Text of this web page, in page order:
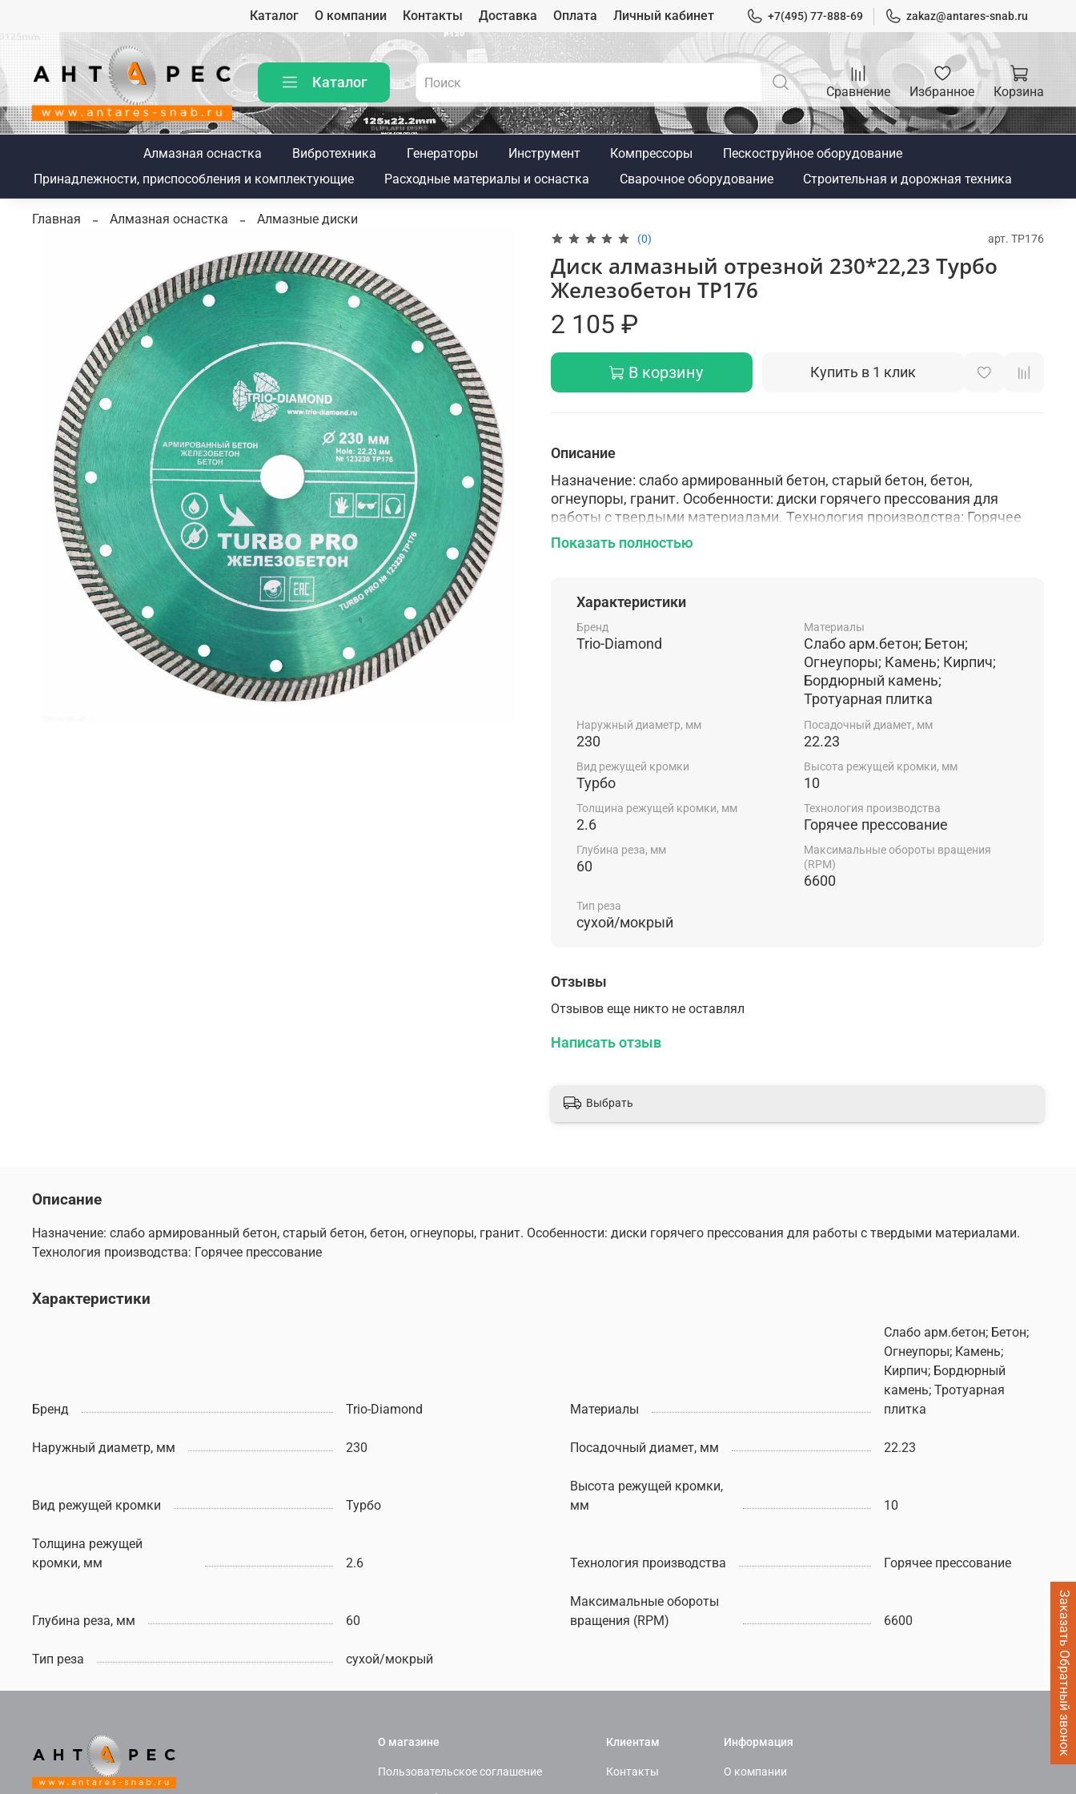
Заказать Обратный звонок
Каталог О компании Контакты Доставка Оплата Личный кабинет +7(495) 77-888-69 zakaz@antares-snab.ru
Каталог
Сравнение Избранное Корзина
Алмазная оснастка Вибротехника Генераторы Инструмент Компрессоры
Пескоструйное оборудование
Принадлежности, приспособления и комплектующие
Расходные материалы и оснастка Сварочное оборудование Строительная и дорожная техника
Главная Алмазная оснастка Алмазные диски
(0) арт. TP176
Диск алмазный отрезной 230*22,23 Турбо
Железобетон TP176
2 105 ₽
В корзину Купить в 1 клик
Описание
Назначение: слабо армированный бетон, старый бетон, бетон,
огнеупоры, гранит. Особенности: диски горячего прессования для
работы с твердыми материалами. Технология производства: Горячее
прессование
Показать полностью
Характеристики
Бренд
Trio-Diamond
Материалы
Слабо арм.бетон; Бетон;
Огнеупоры; Камень; Кирпич;
Бордюрный камень;
Тротуарная плитка
Наружный диаметр, мм
230
Посадочный диамет, мм
22.23
Вид режущей кромки
Турбо
Высота режущей кромки, мм
10
Толщина режущей кромки, мм
2.6
Технология производства
Горячее прессование
Глубина реза, мм
60
Максимальные обороты вращения
(RPM)
6600
Тип реза
сухой/мокрый
Отзывы
Отзывов еще никто не оставлял
Написать отзыв
Выбрать
Описание
Назначение: слабо армированный бетон, старый бетон, бетон, огнеупоры, гранит. Особенности: диски горячего прессования для работы с твердыми материалами.
Технология производства: Горячее прессование
Характеристики
Бренд Trio-Diamond Материалы
Слабо арм.бетон; Бетон;
Огнеупоры; Камень;
Кирпич; Бордюрный
камень; Тротуарная
плитка
Наружный диаметр, мм 230 Посадочный диамет, мм 22.23
Вид режущей кромки Турбо
Высота режущей кромки,
мм
10
Толщина режущей
кромки, мм
2.6 Технология производства Горячее прессование
Глубина реза, мм 60
Максимальные обороты
вращения (RPM)
6600
Тип реза сухой/мокрый
О магазине
Пользовательское соглашение
Клиентам
Контакты
Информация
О компании